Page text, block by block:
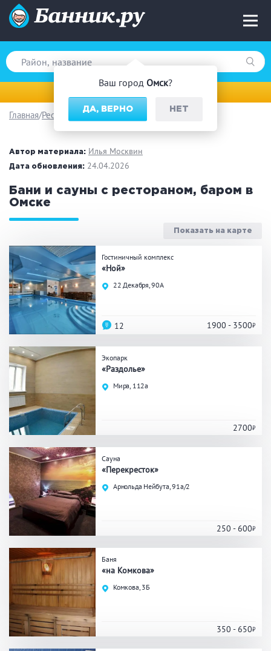
Ваш город Омск?
ДА, ВЕРНО НЕТ
Вид парной
Русская баня
Финская сауна
Загородный отдых
Премиум бани
Праздник/Корпоратив
Вместимость
до 10 человек
Банные услуги
Массаж
Кедровая бочка
СПА
Гидромассаж
Банный чан
Общие
Круглосуточно
Банный комплекс
Главная Ресторан/ бар
Автор материала: Илья Москвин
Дата обновления: 24.04.2026
Бани и сауны с рестораном, баром в
Омске
Показать на карте
Гостиничный комплекс
«Ной»
22 Декабря, 90А
1900 - 3500
12
Экопарк
«Раздолье»
Мира, 112а
2700
Сауна
«Перекресток»
Арнольда Нейбута, 91а/2
250 - 600
Баня
«на Комкова»
Комкова, 3Б
350 - 650